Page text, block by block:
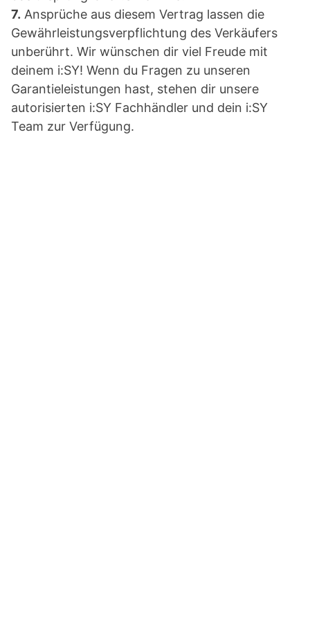
7. Ansprüche aus diesem Vertrag lassen die
Gewährleistungsverpflichtung des Verkäufers
unberührt. Wir wünschen dir viel Freude mit
deinem i:SY! Wenn du Fragen zu unseren
Garantieleistungen hast, stehen dir unsere
autorisierten i:SY Fachhändler und dein i:SY
Team zur Verfügung.